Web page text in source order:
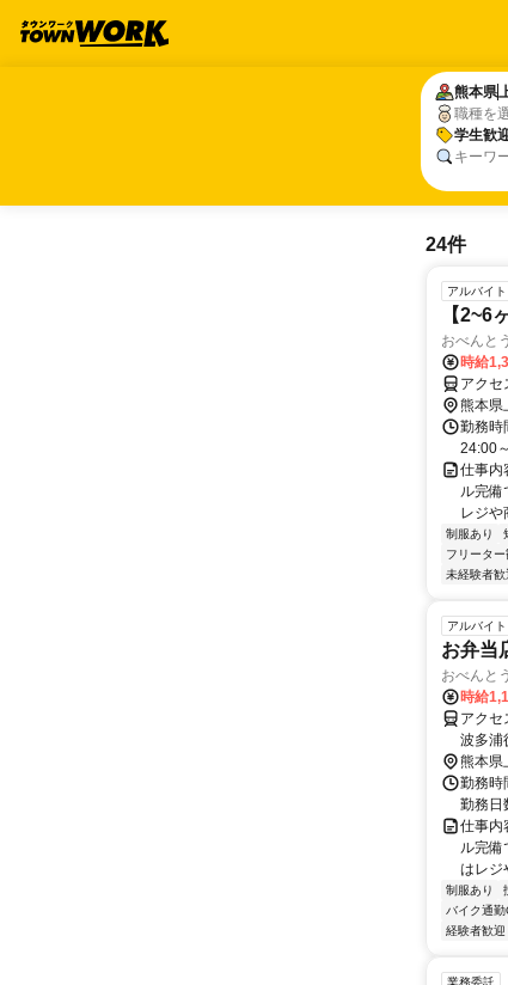
熊本県
職種を
学生歓
キーワ
熊本県
学生歓
24件
アルバイ
【2~6
おべんと
時給
アクセ
熊本県
勤務時
24:00
仕事内
ル完備
レジや
制服あり
フリーター
未経験者歓
アルバイ
お弁当
おべんと
時給
アクセ
波多浦
熊本県
勤務時
勤務日
仕事内
ル完備
はレジ
制服あり
バイク通勤
経験者歓迎
業務委託